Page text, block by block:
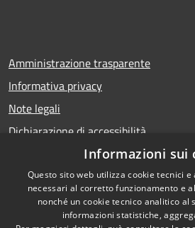
Amministrazione trasparente
Informativa privacy
Note legali
Dichiarazione di accessibilità
RSS
Accessibilità
Informazioni sui
Questo sito web utilizza cookie tecnici
necessari al corretto funzionamento e
nonché un cookie tecnico analitico al
informazioni statistiche,